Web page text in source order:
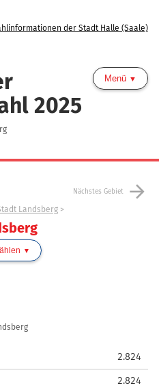
der Stadt Halle (Saale)
2025
Menü
Nächstes Gebiet arrow_forward
Landsberg
2.824
2.824